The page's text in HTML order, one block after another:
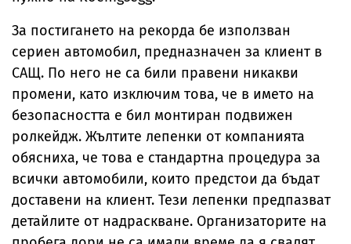
За постигането на рекорда бе използван
сериен автомобил, предназначен за клиент в
САЩ. По него не са били правени никакви
промени, като изключим това, че в името на
безопасността е бил монтиран подвижен
ролкейдж. Жълтите лепенки от компанията
обясниха, че това е стандартна процедура за
всички автомобили, които предстои да бъдат
доставени на клиент. Тези лепенки предпазват
детайлите от надраскване. Организаторите на